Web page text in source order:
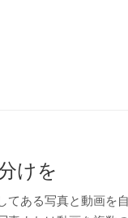
けを
てある写真と動画を